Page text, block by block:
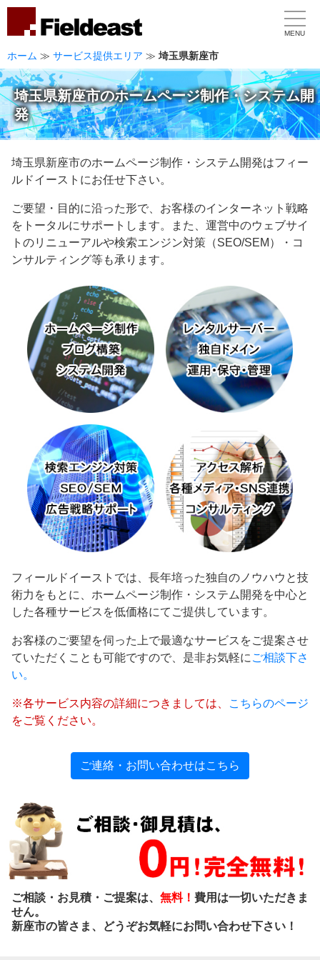
MENU
ホーム ≫ サービス提供エリア ≫ 埼玉県新座市
埼玉県新座市のホームページ制作・システム開
発
埼玉県新座市のホームページ制作・システム開発はフィー
ルドイーストにお任せ下さい。
ご要望・目的に沿った形で、お客様のインターネット戦略
をトータルにサポートします。また、運営中のウェブサイ
トのリニューアルや検索エンジン対策（SEO/SEM）・コ
ンサルティング等も承ります。
フィールドイーストでは、長年培った独自のノウハウと技
術力をもとに、ホームページ制作・システム開発を中心と
した各種サービスを低価格にてご提供しています。
お客様のご要望を伺った上で最適なサービスをご提案させ
ていただくことも可能ですので、是非お気軽に ご相談下さ
い。
※各サービス内容の詳細につきましては、
こちらのページ
をご覧ください。
ご連絡・お問い合わせはこちら
ご相談・お見積・ご提案は、 無料！ 費用は一切いただきま
せん。
新座市の皆さま、どうぞお気軽にお問い合わせ下さい！